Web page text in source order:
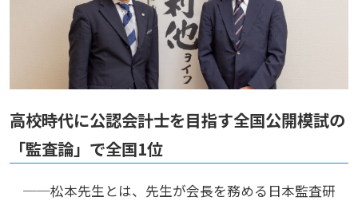
高校時代に公認会計士を目指す全国公開模試の
「監査論」で全国1位
──松本先生とは、先生が会長を務める日本監査研